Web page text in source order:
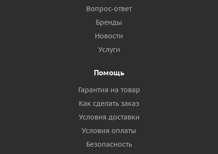
Вопрос-ответ
Бренды
Новости
Услуги
Помощь
Гарантия на товар
Как сделать заказ
Условия доставки
Условия оплаты
Безопасность